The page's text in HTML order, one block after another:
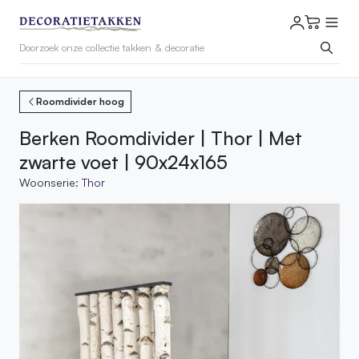
Roomdivider hoog
Berken Roomdivider | Thor | Met
zwarte voet | 90x24x165
Woonserie: Thor